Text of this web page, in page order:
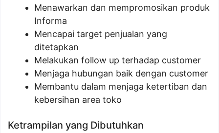
Menawarkan dan mempromosikan produk
Informa
Mencapai target penjualan yang
ditetapkan
Melakukan follow up terhadap customer
Menjaga hubungan baik dengan customer
Membantu dalam menjaga ketertiban dan
kebersihan area toko
Ketrampilan yang Dibutuhkan